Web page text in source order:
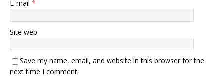
E-mail *
Site web
Save my name, email, and website in this browser for the
next time I comment.